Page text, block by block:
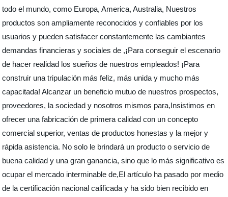
todo el mundo, como Europa, America, Australia, Nuestros
productos son ampliamente reconocidos y confiables por los
usuarios y pueden satisfacer constantemente las cambiantes
demandas financieras y sociales de ,¡Para conseguir el escenario
de hacer realidad los sueños de nuestros empleados! ¡Para
construir una tripulación más feliz, más unida y mucho más
capacitada! Alcanzar un beneficio mutuo de nuestros prospectos,
proveedores, la sociedad y nosotros mismos para,Insistimos en
ofrecer una fabricación de primera calidad con un concepto
comercial superior, ventas de productos honestas y la mejor y
rápida asistencia. No solo le brindará un producto o servicio de
buena calidad y una gran ganancia, sino que lo más significativo es
ocupar el mercado interminable de,El artículo ha pasado por medio
de la certificación nacional calificada y ha sido bien recibido en